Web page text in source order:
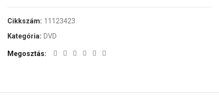
Cikkszám: 11123423
Kategória: DVD
Megosztás